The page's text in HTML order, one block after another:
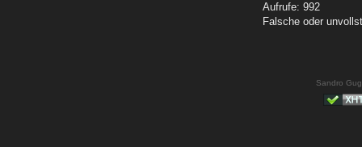
Aufrufe: 992
Falsche oder
Sandro